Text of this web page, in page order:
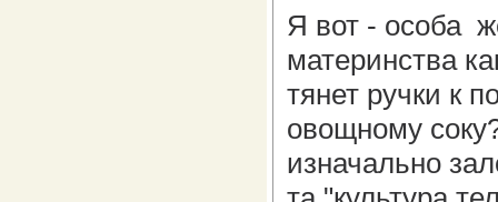
Я вот - особа
материнства
тянет ручки к
овощному
изначально